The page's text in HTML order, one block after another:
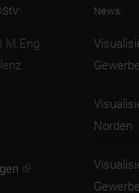
M.Eng.
News:
Norden